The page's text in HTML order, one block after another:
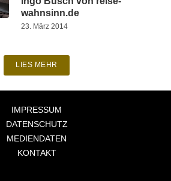
wahnsinn.de
23. März 2014
LIES MEHR
IMPRESSUM
DATENSCHUTZ
MEDIENDATEN
KONTAKT